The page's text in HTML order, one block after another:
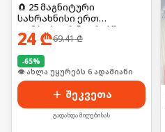
🧲 25 მაგნიტური
სახრახნისი ერთ
კომპაქტურ ნაკრებში!
24₾69.41₾
-65%
🛒 ბოლო 24სთ-ში იყიდა 9-მა
შეკვეთა
გადახდა მიღებისას